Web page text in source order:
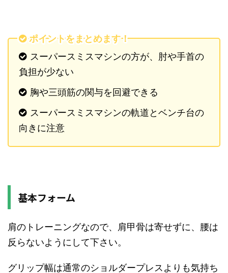
ポイントをまとめます！
スーパースミスマシンの方が、肘や手首の
負担が少ない
胸や三頭筋の関与を回避できる
スーパースミスマシンの軌道とベンチ台の
向きに注意
基本フォーム
肩のトレーニングなので、肩甲骨は寄せずに、腰は
反らないようにして下さい。
グリップ幅は通常のショルダープレスよりも気持ち